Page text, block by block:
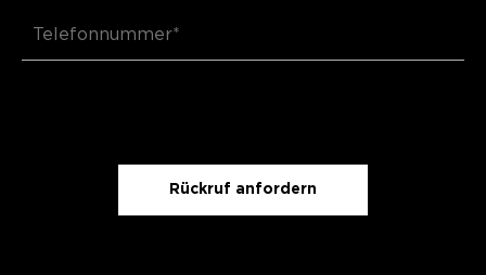
Rückruf anfordern